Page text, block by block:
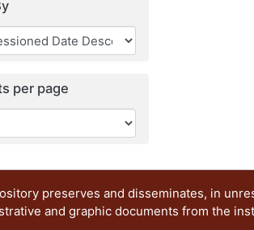
per page
preserves and disseminates, in
and graphic documents from the